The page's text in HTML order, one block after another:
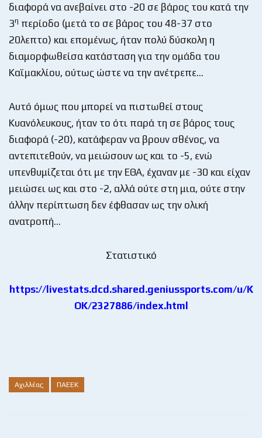
διαφορά να ανεβαίνει στο -20 σε βάρος του κατά την
3η περίοδο (μετά το σε βάρος του 48-37 στο
20λεπτο) και επομένως, ήταν πολύ δύσκολη η
διαμορφωθείσα κατάσταση για την ομάδα του
Καϊμακλίου, ούτως ώστε να την ανέτρεπε…
Αυτό όμως που μπορεί να πιστωθεί στους
Κυανόλευκους, ήταν το ότι παρά τη σε βάρος τους
διαφορά (-20), κατάφεραν να βρουν σθένος, να
αντεπιτεθούν, να μειώσουν ως και το -5, ενώ
υπενθυμίζεται ότι με την ΕΘΑ, έχαναν με -30 και είχαν
μειώσει ως και στο -2, αλλά ούτε στη μια, ούτε στην
άλλην περίπτωση δεν έφθασαν ως την ολική
ανατροπή…
Στατιστικό
https://livestats.dcd.shared.geniussports.com/u/K
OK/2327886/index.html
Αχιλλέας ΠΑΕΕΚ